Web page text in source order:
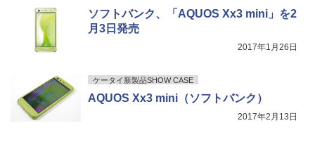
ソフトバンク、「AQUOS Xx3 mini」を2
月3日発売
2017年1月26日
ケータイ新製品SHOW CASE
AQUOS Xx3 mini（ソフトバンク）
2017年2月13日